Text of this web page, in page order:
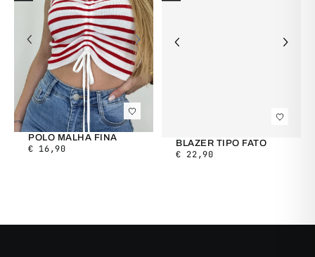
POLO MALHA FINA
€ 16,90
BLAZER TIPO FATO
€ 22,90